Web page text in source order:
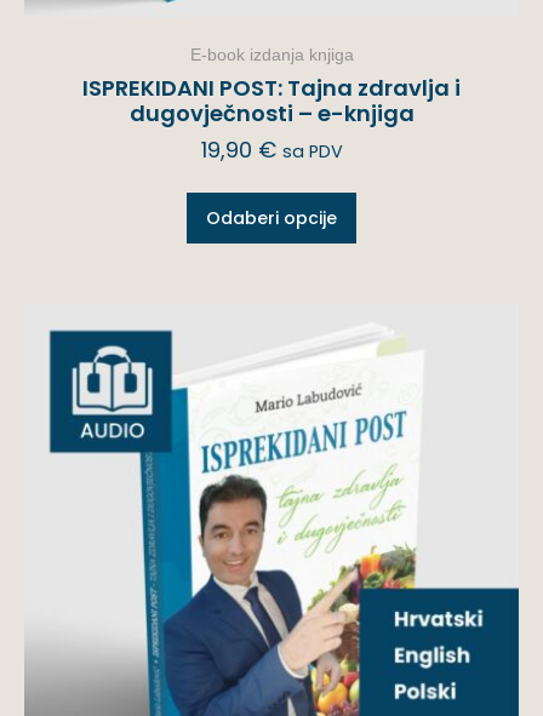
E-book izdanja knjiga
ISPREKIDANI POST: Tajna zdravlja i
dugovječnosti – e-knjiga
19,90 € sa PDV
Odaberi opcije